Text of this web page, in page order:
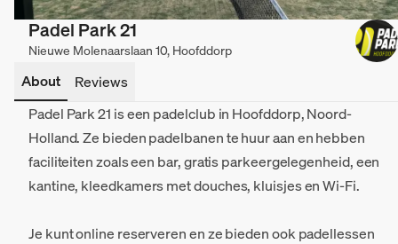
Padel Park 21
Nieuwe Molenaarslaan 10, Hoofddorp
About
Reviews
Padel Park 21 is een padelclub in Hoofddorp, Noord-
Holland. Ze bieden padelbanen te huur aan en hebben
faciliteiten zoals een bar, gratis parkeergelegenheid, een
kantine, kleedkamers met douches, kluisjes en Wi-Fi.
Je kunt online reserveren en ze bieden ook padellessen